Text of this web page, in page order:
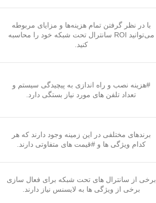
با در نظر گرفتن تمام هزینه‌ها و مزایای مربوطه
می‌توانید ROI سانترال تحت شبکه خود را محاسبه
کنید.
#هزینه نصب و راه اندازی به پیچیدگی سیستم و
تعداد تلفن های مورد نیاز بستگی دارد.
برندهای مختلفی در این زمینه وجود دارند که هر
کدام ویژگی ها و #قیمت های متفاوتی دارند.
برخی از سانترال های تحت شبکه برای فعال سازی
برخی از ویژگی ها به لایسنس نیاز دارند.